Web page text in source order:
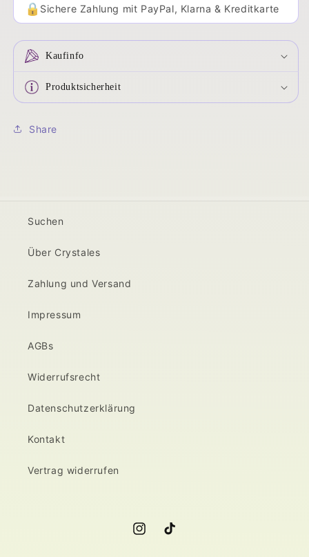
🔒 Sichere Zahlung mit PayPal, Klarna & Kreditkarte
Kaufinfo
Produktsicherheit
Share
Suchen
Über Crystales
Zahlung und Versand
Impressum
AGBs
Widerrufsrecht
Datenschutzerklärung
Kontakt
Vertrag widerrufen
InstagramTikTok